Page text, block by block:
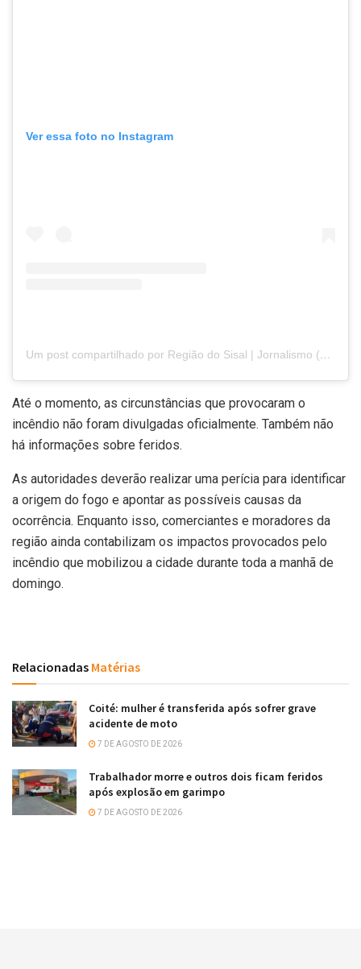
Ver essa foto no Instagram
Um post compartilhado por Região do Sisal | Jornalismo (@regiaodosisal)
Até o momento, as circunstâncias que provocaram o
incêndio não foram divulgadas oficialmente. Também não
há informações sobre feridos.
As autoridades deverão realizar uma perícia para identificar
a origem do fogo e apontar as possíveis causas da
ocorrência. Enquanto isso, comerciantes e moradores da
região ainda contabilizam os impactos provocados pelo
incêndio que mobilizou a cidade durante toda a manhã de
domingo.
Relacionadas Matérias
Coité: mulher é transferida após sofrer grave
acidente de moto
7 DE AGOSTO DE 2026
Trabalhador morre e outros dois ficam feridos
após explosão em garimpo
7 DE AGOSTO DE 2026